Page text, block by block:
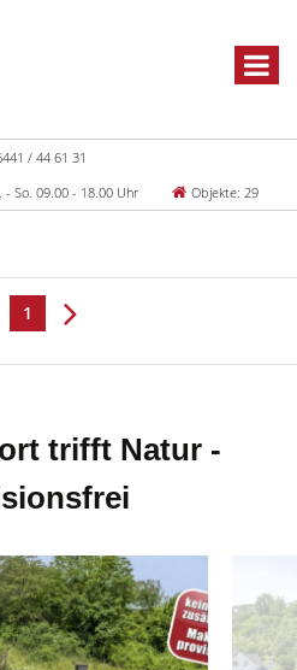
/ 44 61 31
- So. 09.00 - 18.00 Uhr
Objekte: 29
1
trifft Natur -